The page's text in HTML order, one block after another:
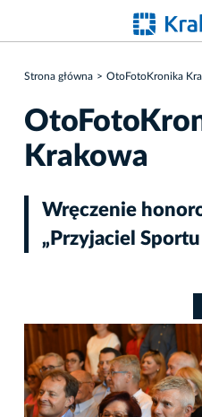
Strona główna OtoFotoKronika
Krakowa
Wręczenie
„Przyjaciel